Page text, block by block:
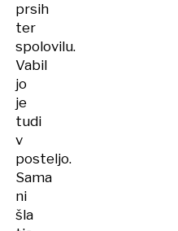
prsih
ter
spolovilu.
Vabil
jo
je
tudi
v
posteljo.
Sama
ni
šla